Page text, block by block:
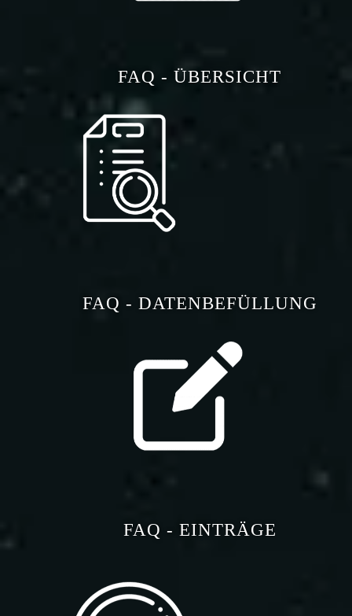
FAQ - ÜBERSICHT
FAQ - DATENBEFÜLLUNG
FAQ - EINTRÄGE